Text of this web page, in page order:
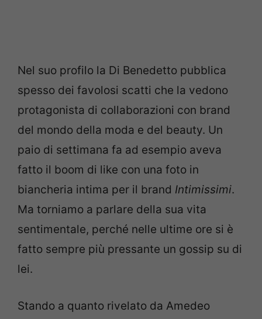
Nel suo profilo la Di Benedetto pubblica
spesso dei favolosi scatti che la vedono
protagonista di collaborazioni con brand
del mondo della moda e del beauty. Un
paio di settimana fa ad esempio aveva
fatto il boom di like con una foto in
biancheria intima per il brand Intimissimi.
Ma torniamo a parlare della sua vita
sentimentale, perché nelle ultime ore si è
fatto sempre più pressante un gossip su di
lei.
Stando a quanto rivelato da Amedeo